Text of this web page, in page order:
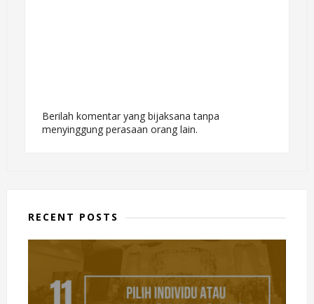
Berilah komentar yang bijaksana tanpa
menyinggung perasaan orang lain.
RECENT POSTS